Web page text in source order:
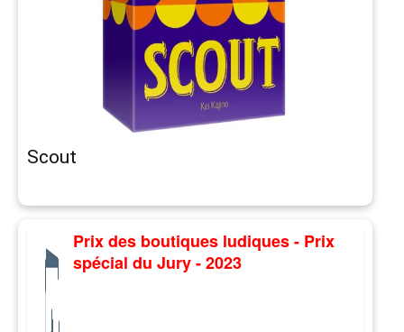
Scout
Prix des boutiques ludiques - Prix
spécial du Jury - 2023